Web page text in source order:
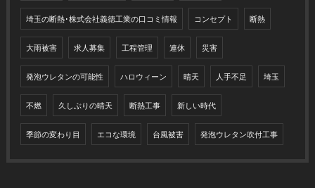
埼玉の断熱･株式会社義德工業の口コミ情報 コンセプト 断熱
大雨被害 求人募集 工程管理 連休 災害
発泡ウレタンの可能性 ハロウィーン 晴天 人手不足 埼玉
不燃 久しぶりの晴天 断熱工事 新しい時代
季節の変わり目 エコな環境 台風被害 発泡ウレタン吹付工事